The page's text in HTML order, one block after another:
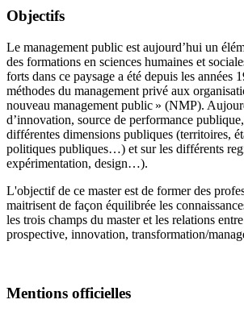
Objectifs
Le management public est aujourd’hui un
des formations en sciences humaines et
forts dans ce paysage a été depuis les années
méthodes du management privé aux
nouveau management public » (NMP).
d’innovation, source de performance
différentes dimensions publiques (territoires,
politiques publiques…) et sur les différents
expérimentation, design…).
L'objectif de ce master est de former des
maitrisent de façon équilibrée les
les trois champs du master et les relations
prospective, innovation, transformation/
Mentions officielles